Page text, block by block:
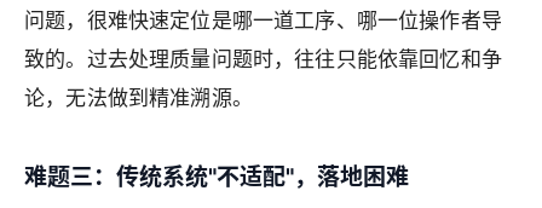
问题，很难快速定位是哪一道工序、哪一位操作者导
致的。过去处理质量问题时，往往只能依靠回忆和争
论，无法做到精准溯源。
难题三：传统系统"不适配"，落地困难